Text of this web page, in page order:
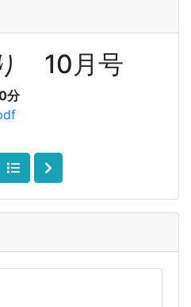
10月号
分